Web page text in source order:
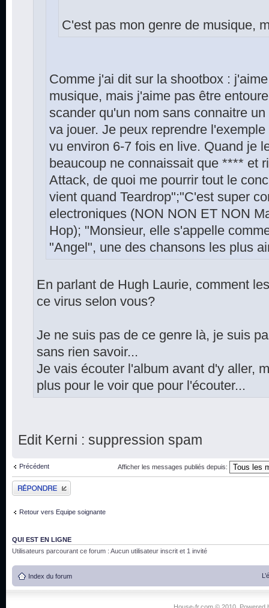
C'est pas mon genre de musique,
Comme j'ai dit sur la shootbox :
musique, mais j'aime pas être
scander qu'un nom sans connaitre
va jouer. Je peux reprendre
vu environ 6-7 fois en live. Quand je
beaucoup ne connaissait que **** et
Attack, de quoi me pourrir tout le
vient quand Teardrop";"C'est super
electroniques (NON NON ET NON
Hop); "Monsieur, elle s'appelle
"Angel", une des chansons les plus
En parlant de Hugh Laurie, comment
ce virus selon vous?
Je ne suis pas de ce genre là, je suis
sans rien savoir...
Je vais écouter l'album avant d'y aller,
plus pour le voir que pour l'écouter...
Edit Kerni : suppression spam
Précédent Afficher les messages publiés depuis:
Publier une réponse
Retour vers Equipe soignante
QUI EST EN LIGNE
Utilisateurs parcourant ce forum : Aucun utilisateur inscrit et 1 invité
Index du forum